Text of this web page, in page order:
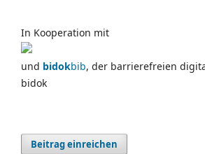
In Kooperation mit
und bidokbib, der barrierefreien
bidok
Beitrag einreichen